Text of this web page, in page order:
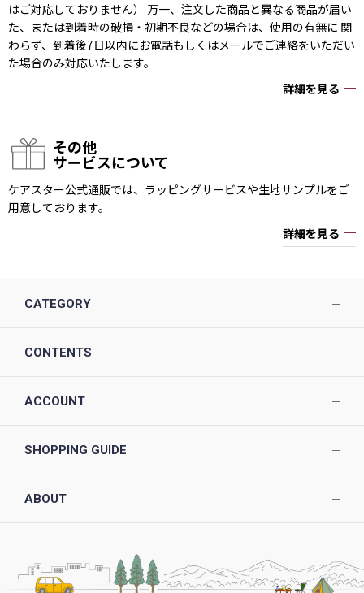
はご対応しておりません） 万一、注文した商品と異なる商品が届い
た、または到着時の破損・初期不良などの場合は、使用の有無に 関
わらず、到着後7日以内にお電話もしくはメールでご連絡をいただい
た場合のみ対応いたします。
詳細を見る
その他
サービスについて
ケアスター公式通販では、ラッピングサービスや生地サンプルをご
用意しております。
詳細を見る
CATEGORY
CONTENTS
ACCOUNT
SHOPPING GUIDE
ABOUT